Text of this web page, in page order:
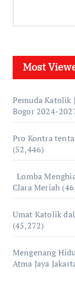
Most
Pemuda Katolik
Bogor 2024-
Pro Kontra
(52,446)
Lomba
Clara Meriah
Umat Katolik
(45,272)
Mengenang
Atma Jaya